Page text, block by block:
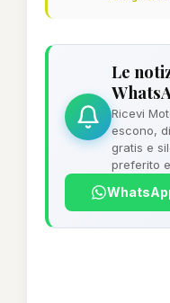
Le
Ricevi
escono,
gratis e
preferito